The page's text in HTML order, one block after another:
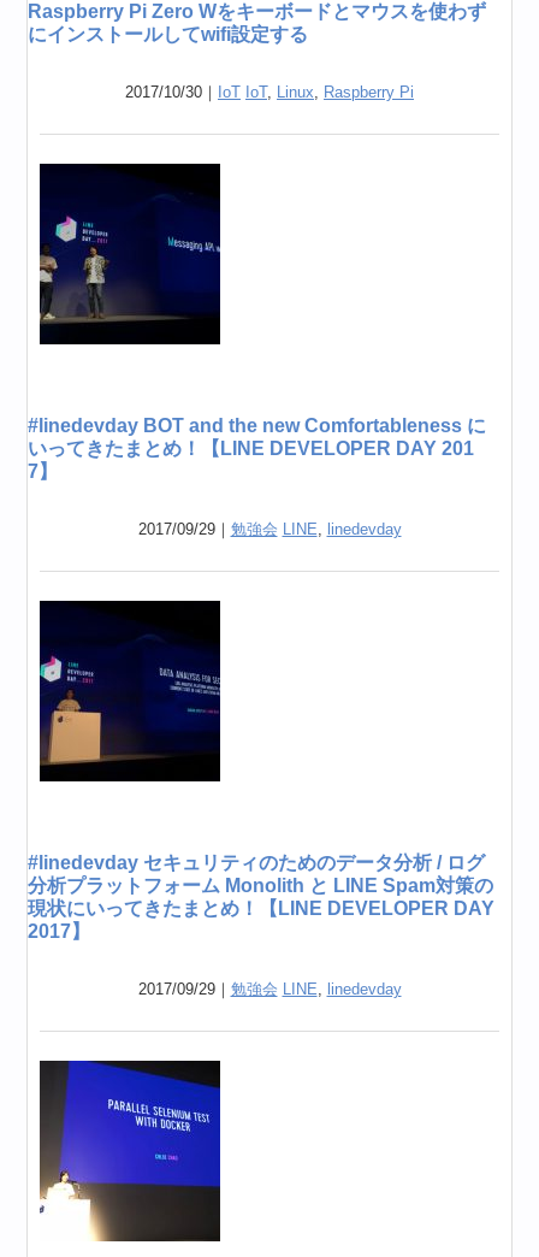
Raspberry Pi Zero Wをキーボードとマウスを使わず
にインストールしてwifi設定する
2017/10/30｜ IoT IoT, Linux, Raspberry Pi
#linedevday BOT and the new Comfortableness に
いってきたまとめ！【LINE DEVELOPER DAY 201
7】
2017/09/29｜ 勉強会 LINE, linedevday
#linedevday セキュリティのためのデータ分析 / ログ
分析プラットフォーム Monolith と LINE Spam対策の
現状にいってきたまとめ！【LINE DEVELOPER DAY
2017】
2017/09/29｜ 勉強会 LINE, linedevday